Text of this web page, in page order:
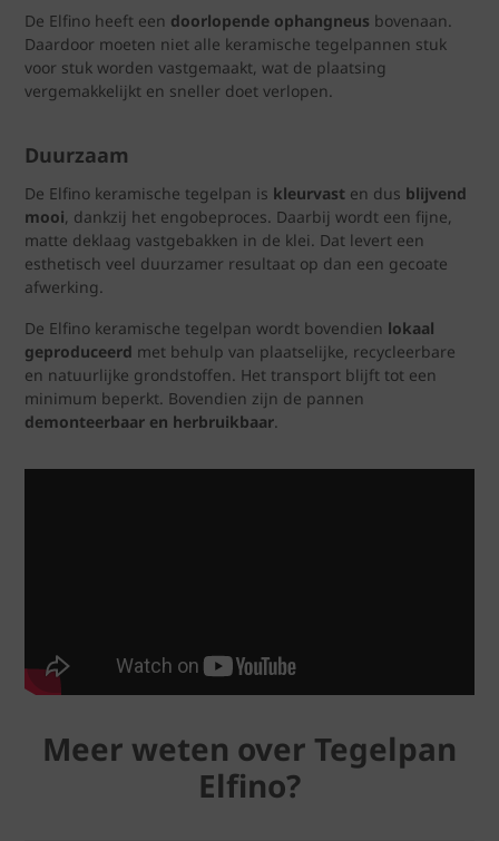
De Elfino heeft een doorlopende ophangneus bovenaan.
Daardoor moeten niet alle keramische tegelpannen stuk
voor stuk worden vastgemaakt, wat de plaatsing
vergemakkelijkt en sneller doet verlopen.
Duurzaam
De Elfino keramische tegelpan is kleurvast en dus blijvend
mooi, dankzij het engobeproces. Daarbij wordt een fijne,
matte deklaag vastgebakken in de klei. Dat levert een
esthetisch veel duurzamer resultaat op dan een gecoate
afwerking.
De Elfino keramische tegelpan wordt bovendien lokaal
geproduceerd met behulp van plaatselijke, recycleerbare
en natuurlijke grondstoffen. Het transport blijft tot een
minimum beperkt. Bovendien zijn de pannen
demonteerbaar en herbruikbaar.
Meer weten over Tegelpan
Elfino?